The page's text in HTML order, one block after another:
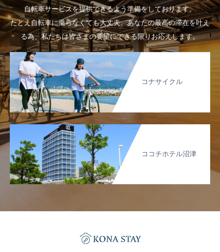
自転車サービスを提供できるよう準備をしております。
たとえ自転車に乗らなくても大丈夫。あなたの最高の滞在を叶え
る為、私たちは皆さまの要望にできる限りお応えします。
コナサイクル
ココチホテル沼津